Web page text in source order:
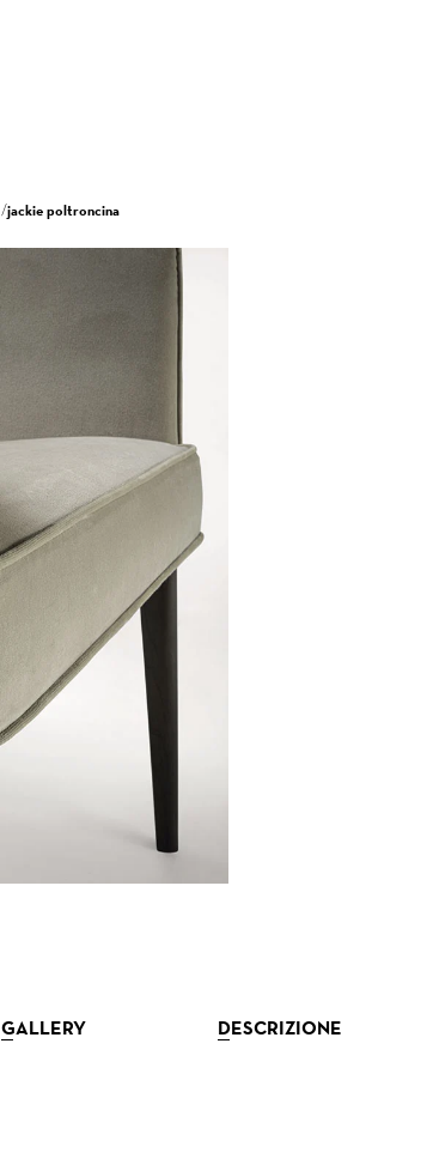
jackie poltroncina
GALLERY DESCRIZIONE